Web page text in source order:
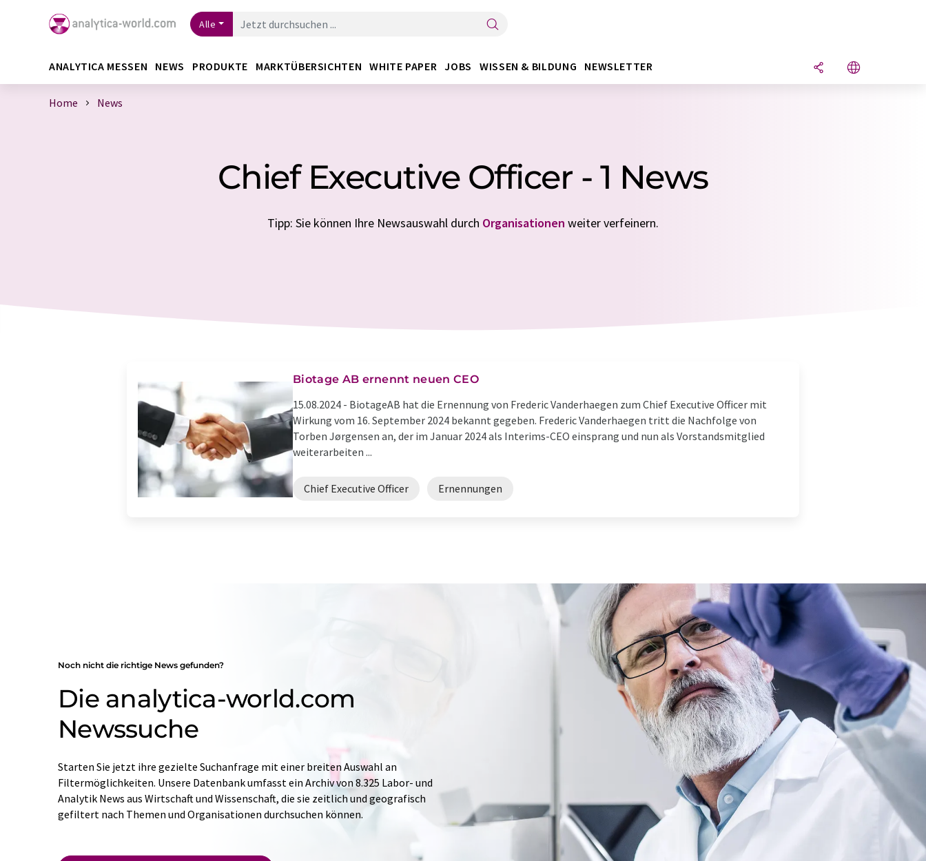
Alle
ANALYTICA MESSEN NEWS PRODUKTE MARKTÜBERSICHTEN WHITE PAPER JOBS WISSEN & BILDUNG NEWSLETTER
Home News
Chief Executive Officer - 1 News
Tipp: Sie können Ihre Newsauswahl durch Organisationen weiter verfeinern.
Biotage AB ernennt neuen CEO
15.08.2024 - BiotageAB hat die Ernennung von Frederic Vanderhaegen zum Chief Executive Officer mit
Wirkung vom 16. September 2024 bekannt gegeben. Frederic Vanderhaegen tritt die Nachfolge von
Torben Jørgensen an, der im Januar 2024 als Interims-CEO einsprang und nun als Vorstandsmitglied
weiterarbeiten ...
Chief Executive Officer Ernennungen
Noch nicht die richtige News gefunden?
Die analytica-world.com
Newssuche
Starten Sie jetzt ihre gezielte Suchanfrage mit einer breiten Auswahl an
Filtermöglichkeiten. Unsere Datenbank umfasst ein Archiv von 8.325 Labor- und
Analytik News aus Wirtschaft und Wissenschaft, die sie zeitlich und geografisch
gefiltert nach Themen und Organisationen durchsuchen können.